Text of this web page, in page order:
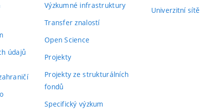
údajů
Výzkumné infrastruktury
Transfer znalostí
Open Science
Projekty
Projekty ze strukturálních
fondů
Specifický výzkum
Univerzitní sítě